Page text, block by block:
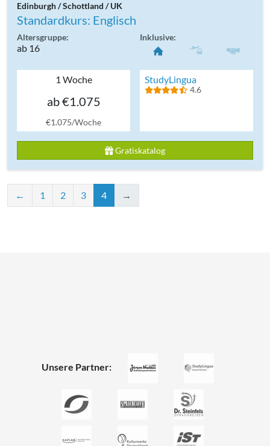
Edinburgh / Schottland / UK
Standardkurs: Englisch
Altersgruppe:
ab 16
Inklusive:
1 Woche
ab €1.075
€1.075/Woche
StudyLingua
4.6
Gratiskatalog
← 1 2 3 4 →
Unsere Partner: